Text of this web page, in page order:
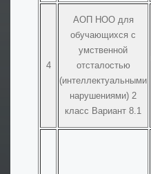
4
АОП НОО для
обучающихся с
умственной
отсталостью
(интеллектуальными
нарушениями) 2
класс Вариант 8.1